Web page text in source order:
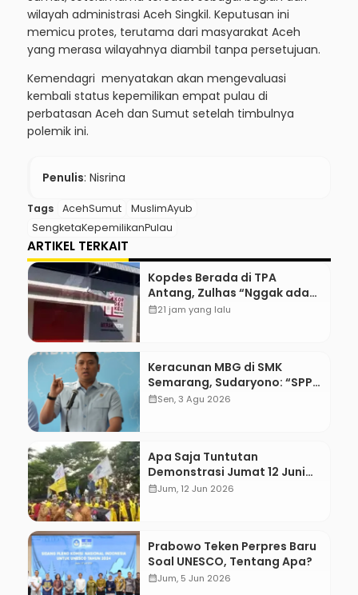
wilayah administrasi Aceh Singkil. Keputusan ini
memicu protes, terutama dari masyarakat Aceh
yang merasa wilayahnya diambil tanpa persetujuan.
Kemendagri menyatakan akan mengevaluasi
kembali status kepemilikan empat pulau di
perbatasan Aceh dan Sumut setelah timbulnya
polemik ini.
Penulis: Nisrina
Tags AcehSumut
MuslimAyub
SengketaKepemilikanPulau
ARTIKEL TERKAIT
Kopdes Berada di TPA
Antang, Zulhas “Nggak ada
Lahan!”
calendar_month21 jam yang lalu
Keracunan MBG di SMK
Semarang, Sudaryono: “SPPG
Harus Bertanggung Jawab!”
calendar_monthSen, 3 Agu 2026
Apa Saja Tuntutan
Demonstrasi Jumat 12 Juni
2026?
calendar_monthJum, 12 Jun 2026
Prabowo Teken Perpres Baru
Soal UNESCO, Tentang Apa?
calendar_monthJum, 5 Jun 2026